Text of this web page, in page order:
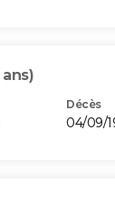
ans)
Décès
04/09/